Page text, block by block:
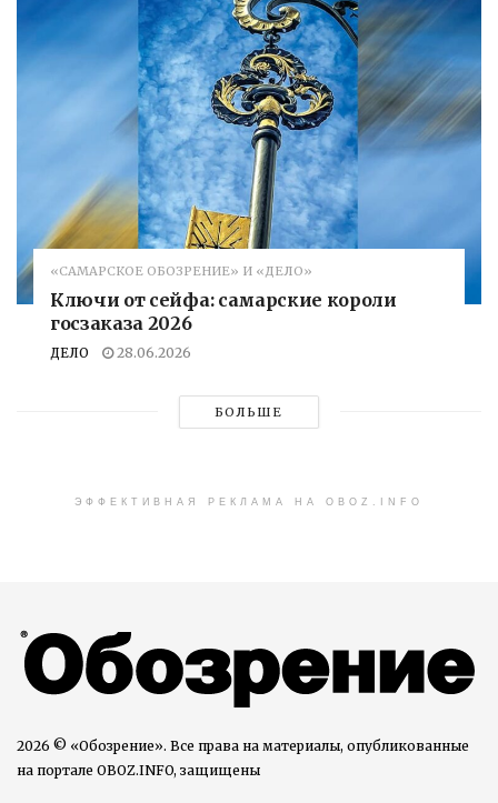
«САМАРСКОЕ ОБОЗРЕНИЕ» И «ДЕЛО»
Ключи от сейфа: самарские короли
госзаказа 2026
ДЕЛО 28.06.2026
БОЛЬШЕ
ЭФФЕКТИВНАЯ РЕКЛАМА НА OBOZ.INFO
2026 © «Обозрение». Все права на материалы, опубликованные
на портале OBOZ.INFO, защищены